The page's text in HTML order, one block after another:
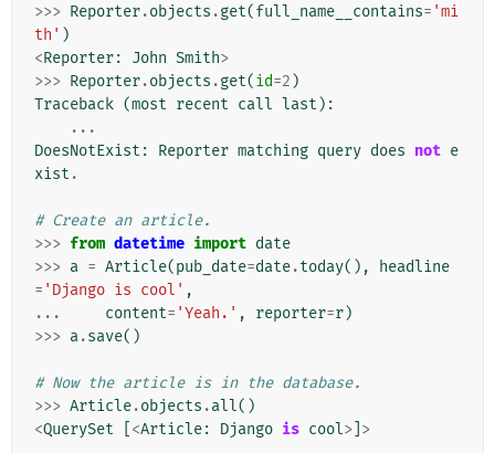
>>> Reporter.objects .get(full_name__contains= 'mi
th' )
<Reporter: John Smith>
>>> Reporter.objects .get(id=2 )
Traceback (most recent call last ):
...
DoesNotExist : Reporter matching query does not e
xist .
# Create an article.
>>> from datetime import date
>>> a = Article(pub_date=date.today(),
headline
= 'Django is cool' ,
...
content= 'Yeah.' , reporter=r)
>>> a.save()
# Now the article is in the database.
>>> Article.objects .all()
<QuerySet <Article: Django is cool> >